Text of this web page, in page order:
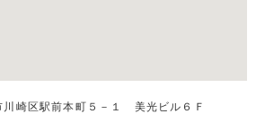
川崎区駅前本町５－１ 美光ビル６Ｆ